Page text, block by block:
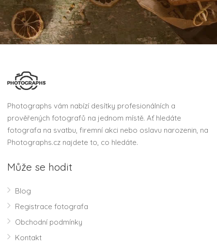
Photographs vám nabízí desítky profesionálních a
prověřených fotografů na jednom místě. Ať hledáte
fotografa na svatbu, firemní akci nebo oslavu narozenin, na
Photographs.cz najdete to, co hledáte.
Může se hodit
Blog
Registrace fotografa
Obchodní podmínky
Kontakt